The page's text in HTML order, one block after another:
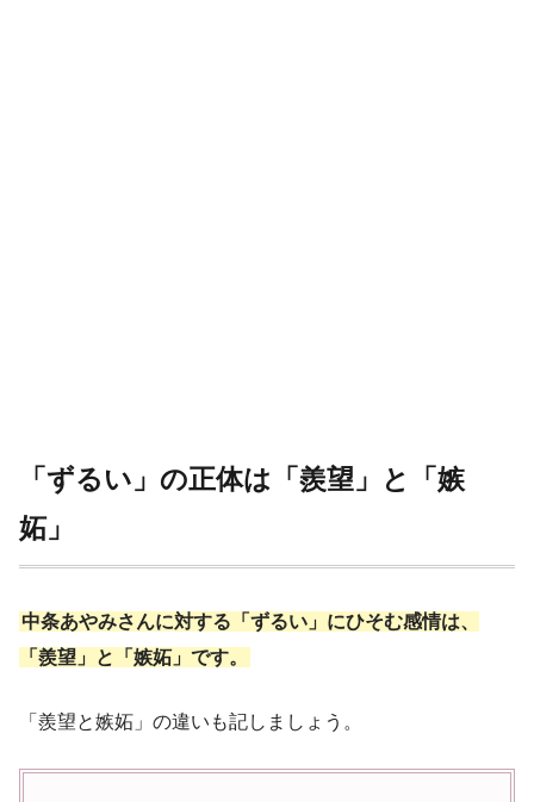
「ずるい」の正体は「羨望」と「嫉
妬」
中条あやみさんに対する「ずるい」にひそむ感情は、
「羨望」と「嫉妬」です。
「羨望と嫉妬」の違いも記しましょう。